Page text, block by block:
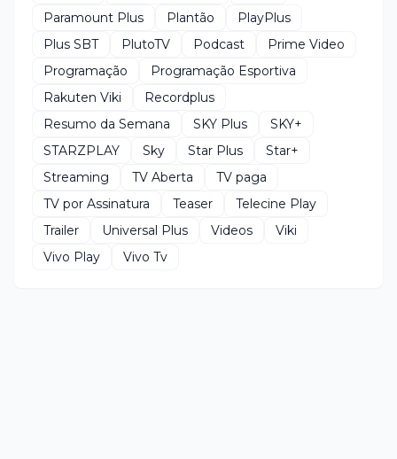
Paramount Plus
Plantão
PlayPlus
Plus SBT
PlutoTV Podcast
Prime Video
Programação
Programação Esportiva
Rakuten Viki
Recordplus
Resumo da Semana
SKY Plus
SKY+
STARZPLAY
Sky Star Plus
Star+
Streaming
TV Aberta
TV paga
TV por Assinatura
Teaser
Telecine Play
Trailer
Universal Plus Videos
Viki
Vivo Play
Vivo Tv